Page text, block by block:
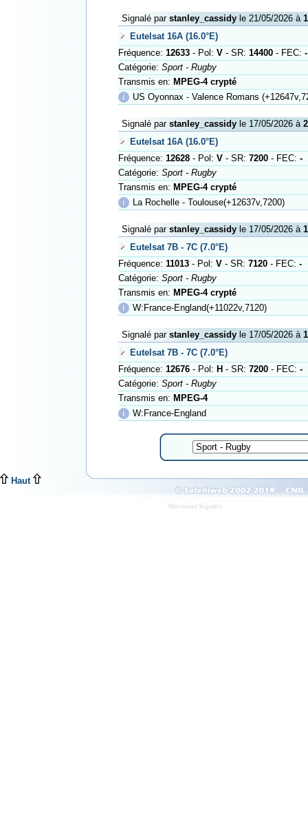
Signalé par stanley_cassidyle 21/05/2026 à
Eutelsat 16A (16.0°E)
Fréquence: 12633- Pol: V- SR: 14400- FEC: -
Catégorie: Sport - Rugby
Transmis en: MPEG-4 crypté
ℹ
US Oyonnax - Valence Romans
Signalé par stanley_cassidyle 17/05/2026 à
Eutelsat 16A (16.0°E)
Fréquence: 12628- Pol: V- SR: 7200- FEC: -
Catégorie: Sport - Rugby
Transmis en: MPEG-4 crypté
ℹ
La Rochelle - Toulouse(+12637v,7200)
Signalé par stanley_cassidyle 17/05/2026 à
Eutelsat 7B - 7C (7.0°E)
Fréquence: 11013- Pol: V- SR: 7120- FEC: -
Catégorie: Sport - Rugby
Transmis en: MPEG-4 crypté
ℹ
W:France-England(+11022v,7120)
Signalé par stanley_cassidyle 17/05/2026 à
Eutelsat 7B - 7C (7.0°E)
Fréquence: 12676- Pol: H - SR: 7200- FEC: -
Catégorie: Sport - Rugby
Transmis en: MPEG-4
ℹ
W:France-England
Haut
Mentions légales